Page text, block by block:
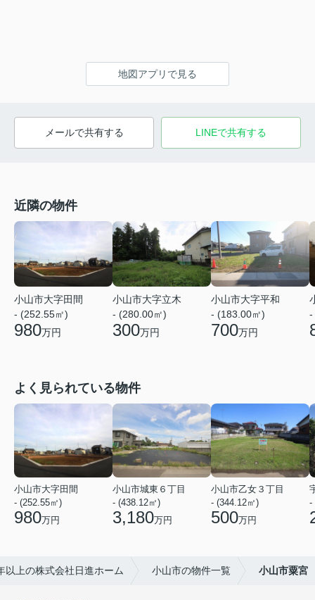
地図アプリで見る
メールで共有する LINEで共有する
近隣の物件
小山市大字田間
- (252.55㎡)
980万円
小山市大字立木
- (280.00㎡)
300万円
小山市大字平和
- (183.00㎡)
700万円
-
よく見られている物件
小山市大字田間
- (252.55㎡)
980万円
小山市城東６丁目
- (438.12㎡)
3,180万円
小山市乙女３丁目
- (344.12㎡)
500万円
-
以上の株式会社日進ホーム 小山市の物件一覧 小山市粟宮